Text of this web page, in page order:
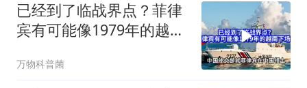
已经到了临战界点？菲律
宾有可能像1979年的越南
万物科普菌